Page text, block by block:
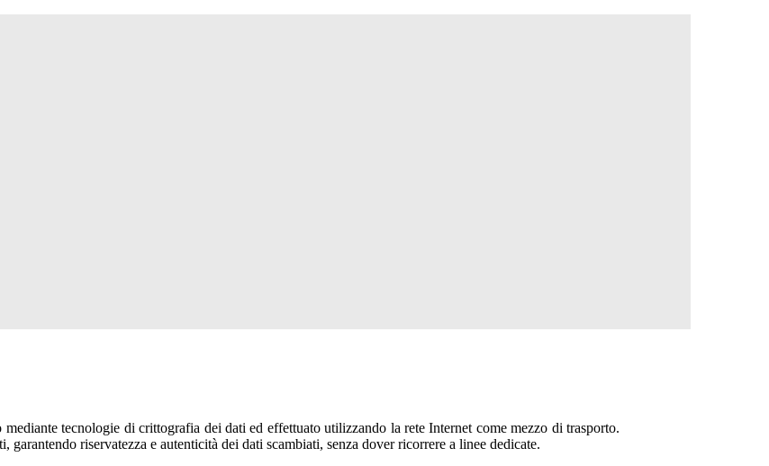
tecnologie di crittografia dei dati ed effettuato utilizzando la rete Internet come mezzo di trasporto.
riservatezza e autenticità dei dati scambiati, senza dover ricorrere a linee dedicate.